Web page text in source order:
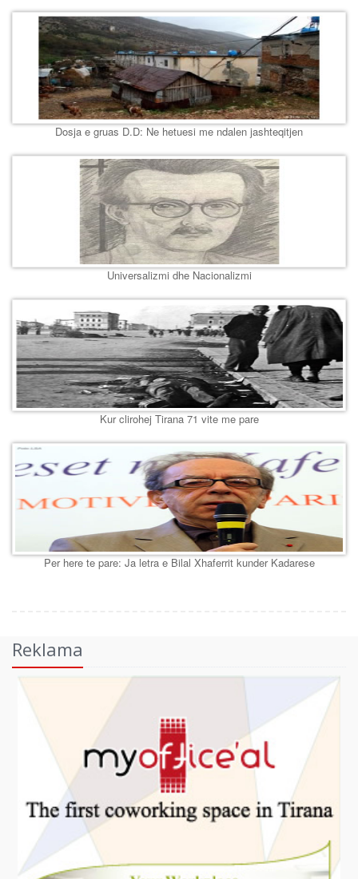
Dosja e gruas D.D: Ne hetuesi me ndalen jashteqitjen
Universalizmi dhe Nacionalizmi
Kur clirohej Tirana 71 vite me pare
Per here te pare: Ja letra e Bilal Xhaferrit kunder Kadarese
Reklama